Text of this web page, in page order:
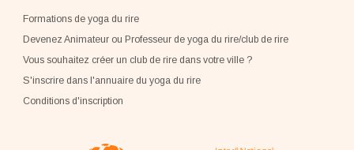
Formations de yoga du rire
Devenez Animateur ou Professeur de yoga du rire/club de rire
Vous souhaitez créer un club de rire dans votre ville ?
S'inscrire dans l'annuaire du yoga du rire
Conditions d'inscription